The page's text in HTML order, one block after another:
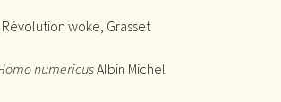
Révolution woke, Grasset
numericusAlbin Michel